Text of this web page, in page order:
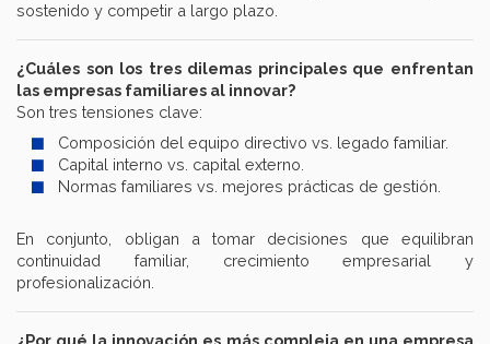
sostenido y competir a largo plazo.
¿Cuáles son los tres dilemas principales que enfrentan
las empresas familiares al innovar?
Son tres tensiones clave:
Composición del equipo directivo vs. legado familiar.
Capital interno vs. capital externo.
Normas familiares vs. mejores prácticas de gestión.
En conjunto, obligan a tomar decisiones que equilibran
continuidad familiar, crecimiento empresarial y
profesionalización.